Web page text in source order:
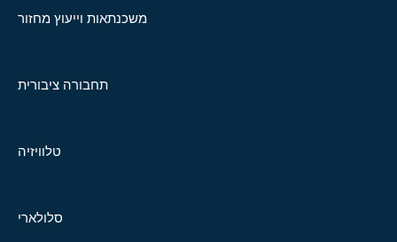
משכנתאות וייעוץ מחזור
תחבורה ציבורית
טלוויזיה
סלולארי